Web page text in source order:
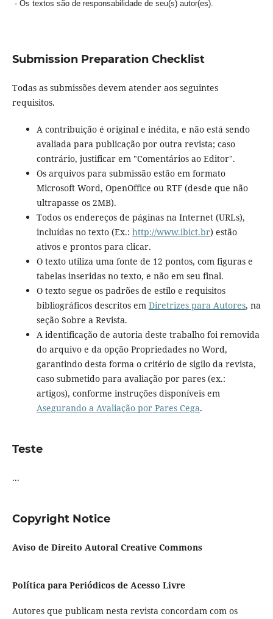
- Os textos são de responsabilidade de seu(s) autor(es).
Submission Preparation Checklist
Todas as submissões devem atender aos seguintes
requisitos.
A contribuição é original e inédita, e não está sendo
avaliada para publicação por outra revista; caso
contrário, justificar em "Comentários ao Editor".
Os arquivos para submissão estão em formato
Microsoft Word, OpenOffice ou RTF (desde que não
ultrapasse os 2MB).
Todos os endereços de páginas na Internet (URLs),
incluídas no texto (Ex.: http://www.ibict.br) estão
ativos e prontos para clicar.
O texto utiliza uma fonte de 12 pontos, com figuras e
tabelas inseridas no texto, e não em seu final.
O texto segue os padrões de estilo e requisitos
bibliográficos descritos em Diretrizes para Autores, na
seção Sobre a Revista.
A identificação de autoria deste trabalho foi removida
do arquivo e da opção Propriedades no Word,
garantindo desta forma o critério de sigilo da revista,
caso submetido para avaliação por pares (ex.:
artigos), conforme instruções disponíveis em
Asegurando a Avaliação por Pares Cega.
Teste
...
Copyright Notice
Aviso de Direito Autoral Creative Commons
Política para Periódicos de Acesso Livre
Autores que publicam nesta revista concordam com os